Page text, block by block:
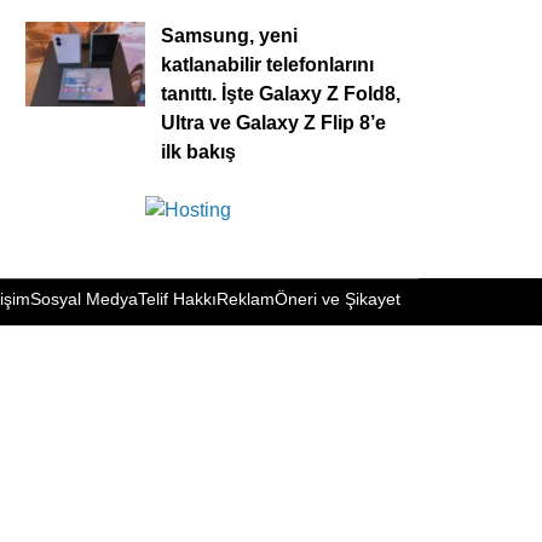
Samsung, yeni
katlanabilir telefonlarını
tanıttı. İşte Galaxy Z Fold8,
Ultra ve Galaxy Z Flip 8’e
ilk bakış
Sosyal MedyaTelif HakkıReklamÖneri ve Şikayet